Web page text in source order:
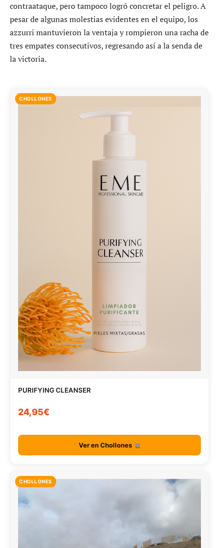
contraataque, pero tampoco logró concretar el peligro. A
pesar de algunas molestias evidentes en el equipo, los
azzurri mantuvieron la ventaja y rompieron una racha de
tres empates consecutivos, regresando así a la senda de
la victoria.
CHOLLONES
PURIFYING CLEANSER
24,95€
Ver en Chollones
CHOLLONES